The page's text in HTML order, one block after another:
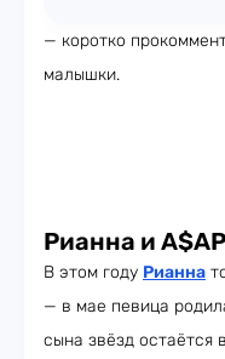
— коротко
малышки.
Рианна и
В этом году Рианна
— в мае певица
сына звёзд остаётся